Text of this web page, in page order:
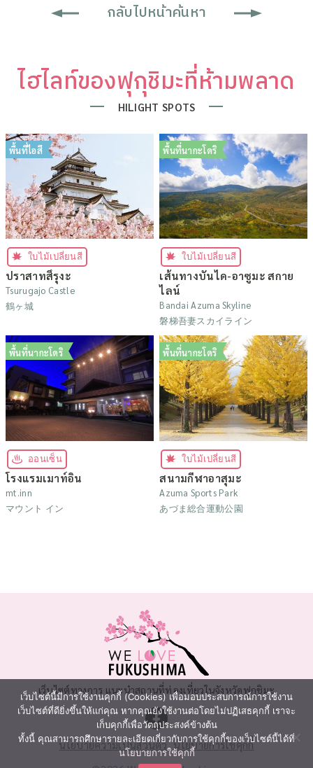
กลับไปหน้าค้นหา
ไฮไลท์ของฟุกุชิมะที่ห้ามพลาด
HILIGHT SPOTS
พื้นที่ไอสึ
ใบไม้เปลี่ยนสี
ปราสาทสึรุงะ
Tsurugajo Castle
鶴ヶ城
พื้นที่นากะโดริ
ใบไม้เปลี่ยนสี
เส้นทางบันได-อาซูมะ สกาย
ไลน์
Bandai Azuma Skyline
磐梯吾妻スカイライン
พื้นที่นากะโดริ
ออนเซ็น
โรงแรมเมาท์อิน
mt.inn
マウント イン
พื้นที่นากะโดริ
ใบไม้เปลี่ยนสี
สนามกีฬาอาสุมะ
Azuma Sports Park
あづま総合運動公園
เว็บไซต์ทางการ แนะนำสถานที่ท่องเที่ยวในจังหวัดฟุกุชิมะ
นโยบายความเป็นส่วนตัว นโยบายการใช้คุกกี้
เว็บไซต์นี้มีการใช้งานคุกกี้ (Cookies) เพื่อมอบประสบการณ์การใช้งาน
เว็บไซต์ที่ดียิ่งขึ้นให้แก่คุณ หากคุณยังใช้งานต่อโดยไม่ปฏิเสธคุกกี้ เราจะ
เก็บคุกกี้เพื่อวัตถุประสงค์ข้างต้น
ทั้งนี้ คุณสามารถศึกษารายละเอียดเกี่ยวกับการใช้คุกกี้ของเว็บไซต์นี้ได้ที่
นโยบายการใช้คุกกี้